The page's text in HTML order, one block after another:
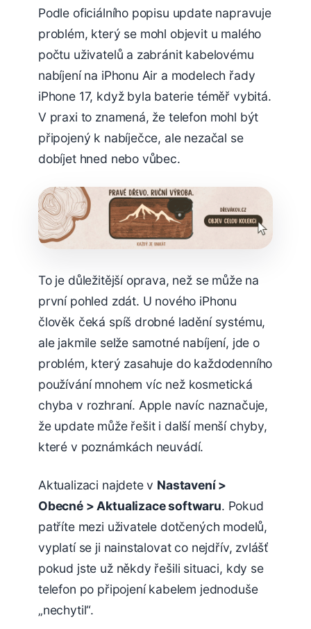
Podle oficiálního popisu update napravuje
problém, který se mohl objevit u malého
počtu uživatelů a zabránit kabelovému
nabíjení na iPhonu Air a modelech řady
iPhone 17, když byla baterie téměř vybitá.
V praxi to znamená, že telefon mohl být
připojený k nabíječce, ale nezačal se
dobíjet hned nebo vůbec.
To je důležitější oprava, než se může na
první pohled zdát. U nového iPhonu
člověk čeká spíš drobné ladění systému,
ale jakmile selže samotné nabíjení, jde o
problém, který zasahuje do každodenního
používání mnohem víc než kosmetická
chyba v rozhraní. Apple navíc naznačuje,
že update může řešit i další menší chyby,
které v poznámkách neuvádí.
Aktualizaci najdete v Nastavení >
Obecné > Aktualizace softwaru. Pokud
patříte mezi uživatele dotčených modelů,
vyplatí se ji nainstalovat co nejdřív, zvlášť
pokud jste už někdy řešili situaci, kdy se
telefon po připojení kabelem jednoduše
„nechytil“.